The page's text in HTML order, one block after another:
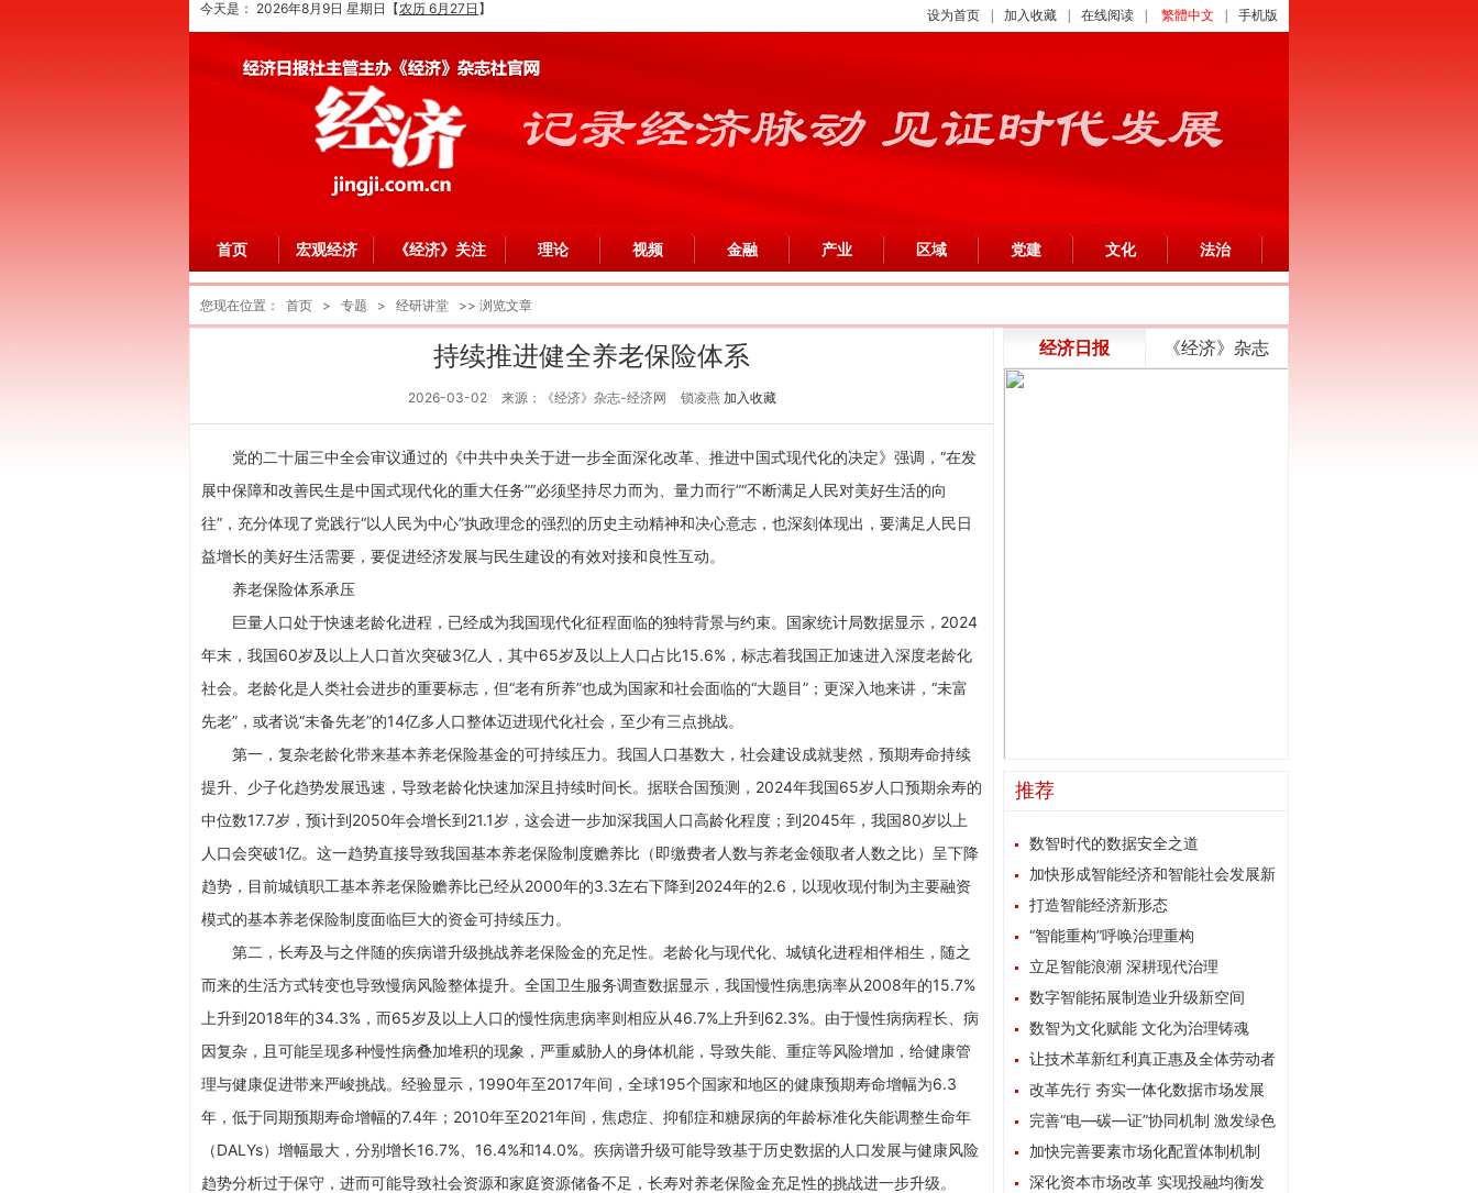
今天是： 2026年8月9日 星期日 【农历 6月27日 】 设为首页 加入收藏 在线阅读 繁體中文 手机版
首页 宏观经济 《经济》关注 理论 视频 金融 产业 区域 党建 文化 法治
您现在位置： 首页 > 专题 > 经研讲堂 >> 浏览文章
持续推进健全养老保险体系
2026-03-02 来源：《经济》杂志-经济网 锁凌燕 加入收藏
党的二十届三中全会审议通过的《中共中央关于进一步全面深化改革、推进中国式现代化的决定》强调，“在发
展中保障和改善民生是中国式现代化的重大任务”“必须坚持尽力而为、量力而行”“不断满足人民对美好生活的向
往”，充分体现了党践行“以人民为中心”执政理念的强烈的历史主动精神和决心意志，也深刻体现出，要满足人民日
益增长的美好生活需要，要促进经济发展与民生建设的有效对接和良性互动。
养老保险体系承压
巨量人口处于快速老龄化进程，已经成为我国现代化征程面临的独特背景与约束。国家统计局数据显示，2024
年末，我国60岁及以上人口首次突破3亿人，其中65岁及以上人口占比15.6%，标志着我国正加速进入深度老龄化
社会。老龄化是人类社会进步的重要标志，但“老有所养”也成为国家和社会面临的“大题目”；更深入地来讲，“未富
先老”，或者说“未备先老”的14亿多人口整体迈进现代化社会，至少有三点挑战。
第一，复杂老龄化带来基本养老保险基金的可持续压力。我国人口基数大，社会建设成就斐然，预期寿命持续
提升、少子化趋势发展迅速，导致老龄化快速加深且持续时间长。据联合国预测，2024年我国65岁人口预期余寿的
中位数17.7岁，预计到2050年会增长到21.1岁，这会进一步加深我国人口高龄化程度；到2045年，我国80岁以上
人口会突破1亿。这一趋势直接导致我国基本养老保险制度赡养比（即缴费者人数与养老金领取者人数之比）呈下降
趋势，目前城镇职工基本养老保险赡养比已经从2000年的3.3左右下降到2024年的2.6，以现收现付制为主要融资
模式的基本养老保险制度面临巨大的资金可持续压力。
第二，长寿及与之伴随的疾病谱升级挑战养老保险金的充足性。老龄化与现代化、城镇化进程相伴相生，随之
而来的生活方式转变也导致慢病风险整体提升。全国卫生服务调查数据显示，我国慢性病患病率从2008年的15.7%
上升到2018年的34.3%，而65岁及以上人口的慢性病患病率则相应从46.7%上升到62.3%。由于慢性病病程长、病
因复杂，且可能呈现多种慢性病叠加堆积的现象，严重威胁人的身体机能，导致失能、重症等风险增加，给健康管
理与健康促进带来严峻挑战。经验显示，1990年至2017年间，全球195个国家和地区的健康预期寿命增幅为6.3
年，低于同期预期寿命增幅的7.4年；2010年至2021年间，焦虑症、抑郁症和糖尿病的年龄标准化失能调整生命年
（DALYs）增幅最大，分别增长16.7%、16.4%和14.0%。疾病谱升级可能导致基于历史数据的人口发展与健康风险
趋势分析过于保守，进而可能导致社会资源和家庭资源储备不足，长寿对养老保险金充足性的挑战进一步升级。
经济日报 《经济》杂志
推荐
数智时代的数据安全之道
加快形成智能经济和智能社会发展新
格局打造智能经济新形态
“智能重构”呼唤治理重构
立足智能浪潮 深耕现代治理
数字智能拓展制造业升级新空间
数智为文化赋能 文化为治理铸魂
让技术革新红利真正惠及全体劳动者
改革先行 夯实一体化数据市场发展
根基完善“电—碳—证”协同机制 激发绿色
能源消费内生动力
加快完善要素市场化配置体制机制
深化资本市场改革 实现投融均衡发